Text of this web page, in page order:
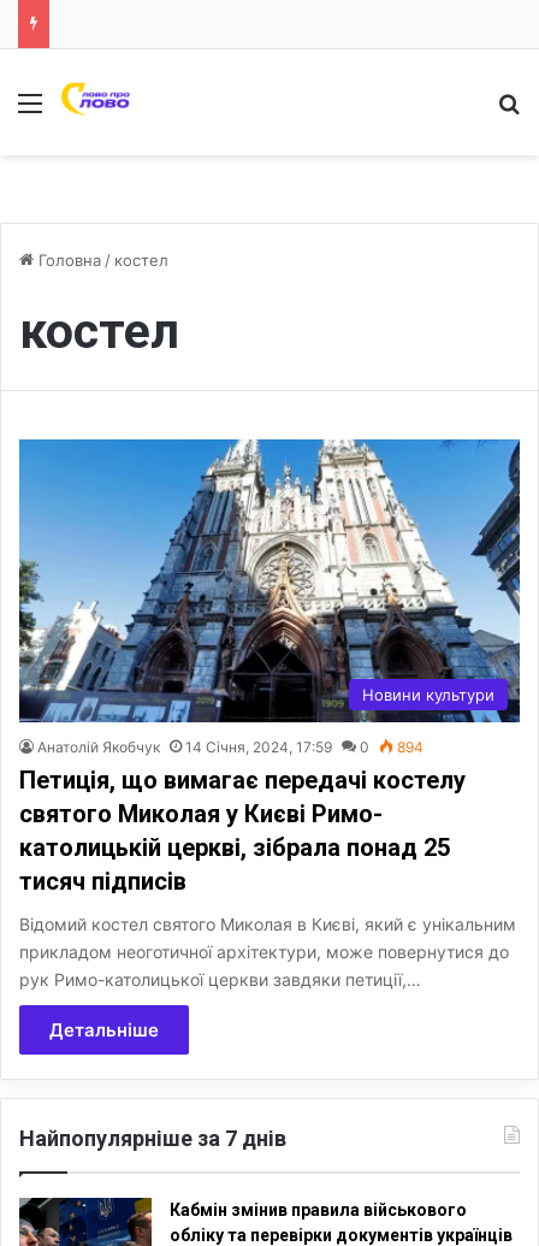
Меню
Головна / костел
костел
Новини культури
Анатолій Якобчук 14 Січня, 2024, 17:59 0 894
Петиція, що вимагає передачі костелу
святого Миколая у Києві Римо-
католицькій церкві, зібрала понад 25
тисяч підписів
Відомий костел святого Миколая в Києві, який є унікальним
прикладом неоготичної архітектури, може повернутися до
рук Римо-католицької церкви завдяки петиції,…
Детальніше
Найпопулярніше за 7 днів
Кабмін змінив правила військового
обліку та перевірки документів українців